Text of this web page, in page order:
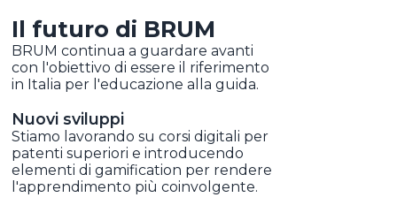
Il futuro di BRUM
BRUM continua a guardare avanti
con l'obiettivo di essere il riferimento
in Italia per l'educazione alla guida.
Nuovi sviluppi
Stiamo lavorando su corsi digitali per
patenti superiori e introducendo
elementi di gamification per rendere
l'apprendimento più coinvolgente.